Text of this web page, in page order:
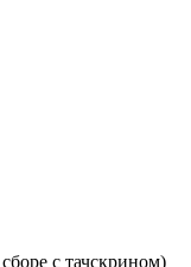
с тачскрином)